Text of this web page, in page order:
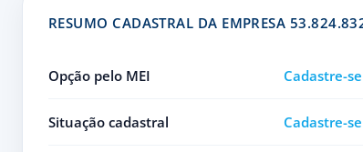
RESUMO CADASTRAL DA EMPRESA
Opção pelo MEI Cadastre-
Situação cadastral Cadastre-